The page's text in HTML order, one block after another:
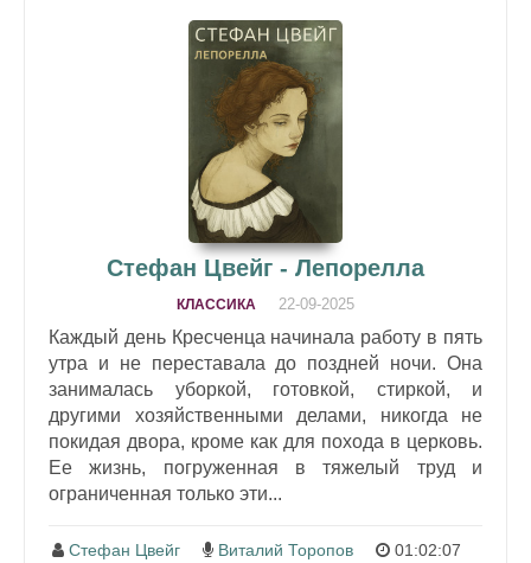
Стефан Цвейг - Лепорелла
КЛАССИКА 22-09-2025
Каждый день Кресченца начинала работу в пять
утра и не переставала до поздней ночи. Она
занималась уборкой, готовкой, стиркой, и
другими хозяйственными делами, никогда не
покидая двора, кроме как для похода в церковь.
Ее жизнь, погруженная в тяжелый труд и
ограниченная только эти...
Стефан Цвейг Виталий Торопов 01:02:07